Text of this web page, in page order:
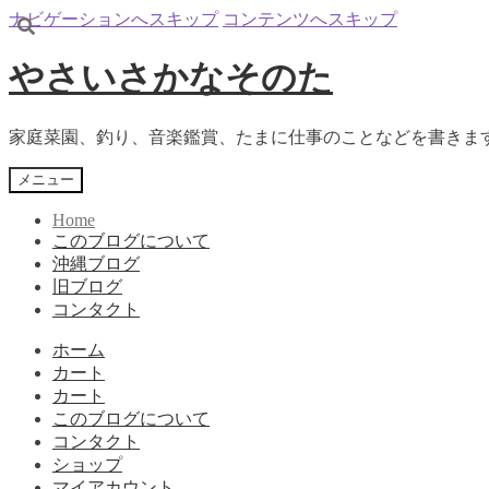
ナビゲーションへスキップ コンテンツへスキップ
やさいさかなそのた
家庭菜園、釣り、音楽鑑賞、たまに仕事のことなどを書きま
メニュー
Home
このブログについて
沖縄ブログ
旧ブログ
コンタクト
ホーム
カート
カート
このブログについて
コンタクト
ショップ